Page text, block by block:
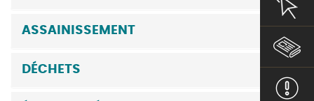
ASSAINISSEMENT
DÉCHETS